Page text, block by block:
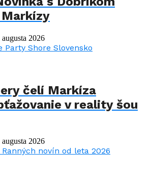
augusta 2026
čelí Markíza
v reality šou
augusta 2026